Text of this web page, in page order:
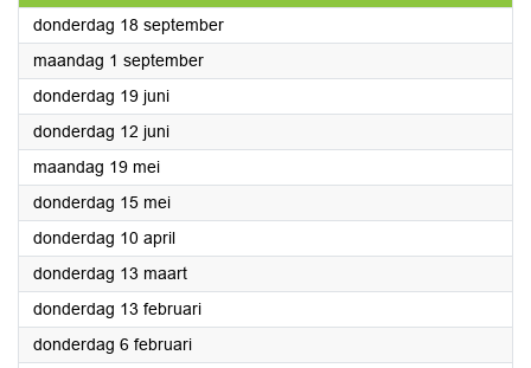
donderdag 18 september2025
maandag 1 september2025
donderdag 19 juni2025
donderdag 12 juni2025
maandag 19 mei2025
donderdag 15 mei2025
donderdag 10 april2025
donderdag 13 maart2025
donderdag 13 februari2025
donderdag 6 februari2025